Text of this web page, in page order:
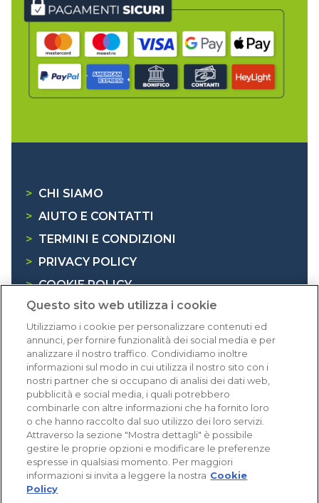
> CHI SIAMO
> AIUTO E CONTATTI
> TERMINI E CONDIZIONI
>
PRIVACY POLICY
> COOKIE POLICY
> INFORMATIVA RAEE
Dicono di noi
1.641 recensioni
Eccellente (4,8)
Acquisti verificati
Questo sito web utilizza i cookie
Utilizziamo i cookie per personalizzare contenuti ed
annunci, per fornire funzionalità dei social media e per
analizzare il nostro traffico. Condividiamo inoltre
informazioni sul modo in cui utilizza il nostro sito con i
nostri partner che si occupano di analisi dei dati web,
pubblicità e social media, i quali potrebbero
combinarle con altre informazioni che ha fornito loro
o che hanno raccolto dal suo utilizzo dei loro servizi.
Attraverso la sezione "Mostra dettagli" è possibile
gestire le proprie opzioni e modificare le preferenze
espresse in qualsiasi momento. Per maggiori
informazioni si invita a leggere la nostra Cookie
Policy